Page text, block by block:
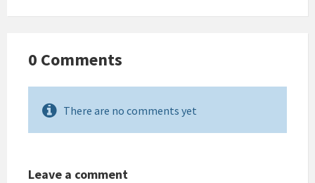
0 Comments
There are no comments yet
Leave a comment